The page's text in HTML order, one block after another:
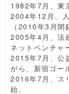
1982年7月、東
2004年12月、
（2010年3月閉
2005年4月、法
ネットベンチャ
2015年7月、公
がら、新宿ゴー
2016年7月、ス
始。